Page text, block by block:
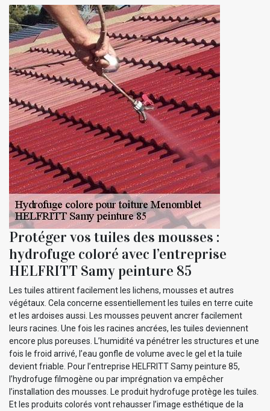
Protéger vos tuiles des mousses :
hydrofuge coloré avec l’entreprise
HELFRITT Samy peinture 85
Les tuiles attirent facilement les lichens, mousses et autres
végétaux. Cela concerne essentiellement les tuiles en terre cuite
et les ardoises aussi. Les mousses peuvent ancrer facilement
leurs racines. Une fois les racines ancrées, les tuiles deviennent
encore plus poreuses. L’humidité va pénétrer les structures et une
fois le froid arrivé, l’eau gonfle de volume avec le gel et la tuile
devient friable. Pour l’entreprise HELFRITT Samy peinture 85,
l’hydrofuge filmogène ou par imprégnation va empêcher
l’installation des mousses. Le produit hydrofuge protège les tuiles.
Et les produits colorés vont rehausser l’image esthétique de la